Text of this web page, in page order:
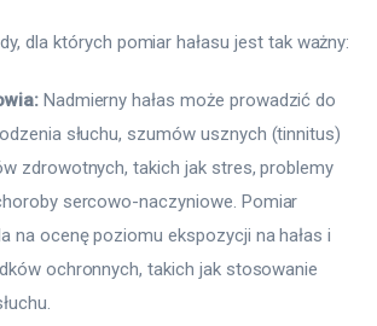
dla których pomiar hałasu jest tak ważny:
Nadmierny hałas może prowadzić do
słuchu, szumów usznych (tinnitus)
zdrowotnych, takich jak stres, problemy
sercowo-naczyniowe. Pomiar
na ocenę poziomu ekspozycji na hałas i
ochronnych, takich jak stosowanie